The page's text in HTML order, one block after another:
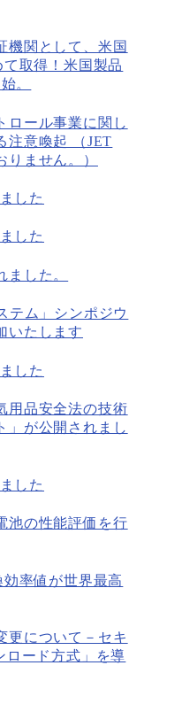
機関として、米国
取得！米国製品
。
ロール事業に関し
注意喚起 （JET
ません。）
した
した
した。
テム」シンポジウ
いたします
した
用品安全法の技術
」が公開されまし
した
池の性能評価を行
率値が世界最高
更について－セキ
ロード方式」を導